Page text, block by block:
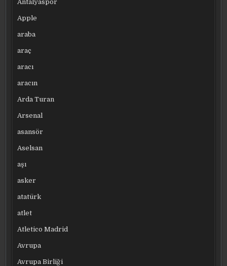
Antalyaspor
Apple
araba
araç
aracı
aracın
Arda Turan
Arsenal
asansör
Aselsan
aşı
asker
atatürk
atlet
Atletico Madrid
Avrupa
Avrupa Birliği